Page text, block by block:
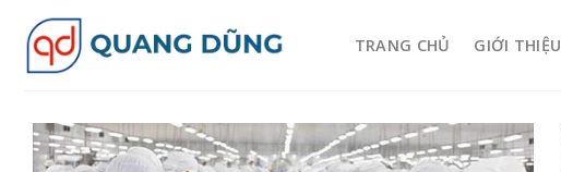
content
TRANG CHỦ GIỚI THIỆU